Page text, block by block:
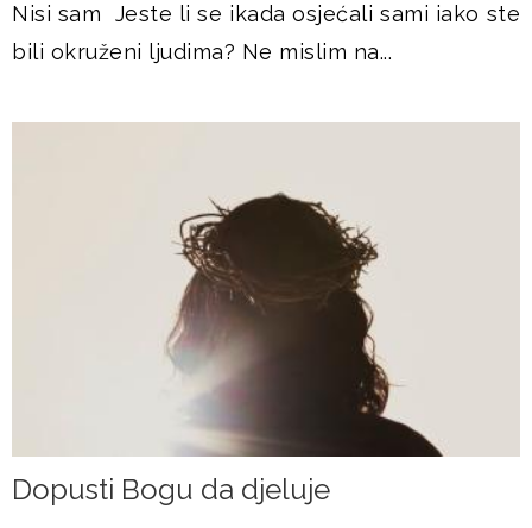
Nisi sam Jeste li se ikada osjećali sami iako ste
bili okruženi ljudima? Ne mislim na...
Dopusti Bogu da djeluje